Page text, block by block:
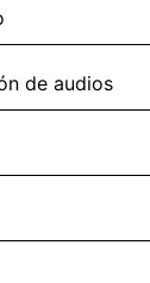
de audios